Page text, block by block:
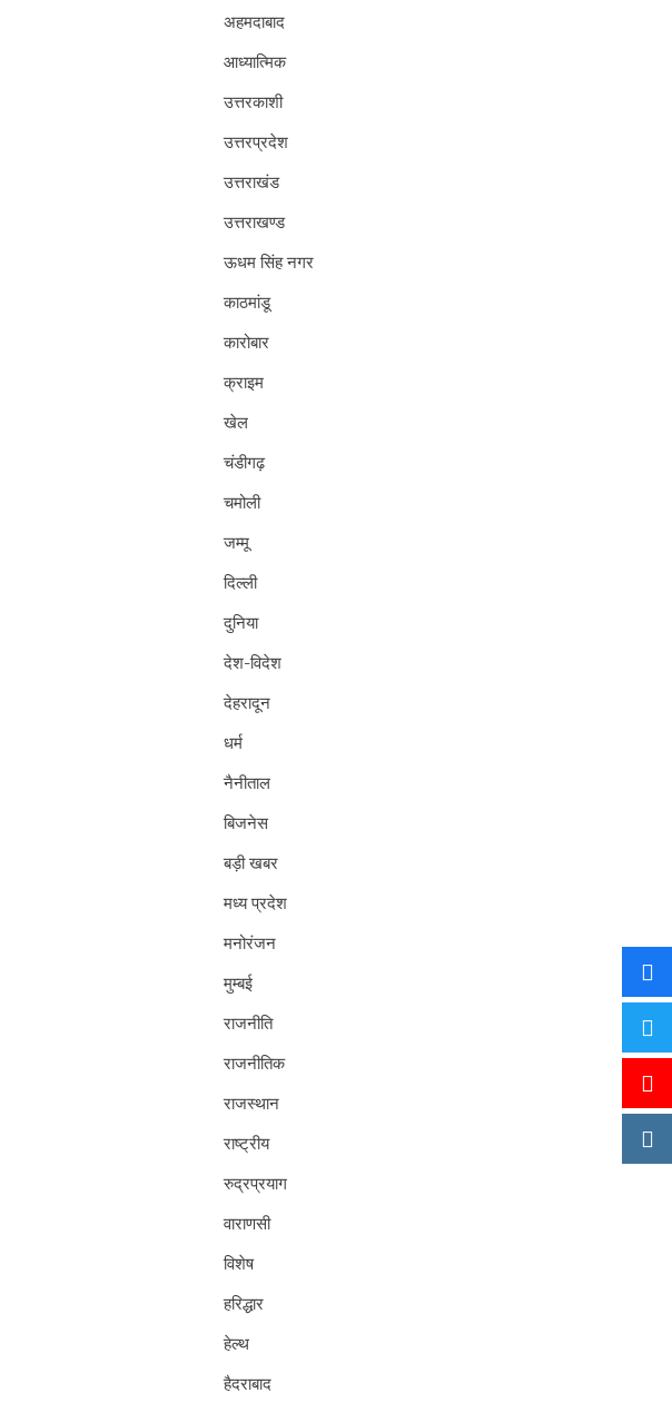
अहमदाबाद
आध्यात्मिक
उत्तरकाशी
उत्तरप्रदेश
उत्तराखंड
उत्तराखण्ड
ऊधम सिंह नगर
काठमांडू
कारोबार
क्राइम
खेल
चंडीगढ़
चमोली
जम्मू
दिल्ली
दुनिया
देश-विदेश
देहरादून
धर्म
नैनीताल
बिजनेस
बड़ी खबर
मध्य प्रदेश
मनोरंजन
मुम्बई
राजनीति
राजनीतिक
राजस्थान
राष्ट्रीय
रुद्रप्रयाग
वाराणसी
विशेष
हरिद्धार
हेल्थ
हैदराबाद